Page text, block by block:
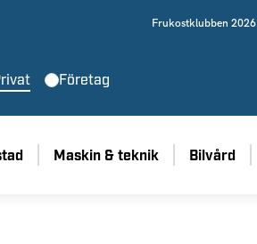
Frukostklubben 2026
Företag
Maskin & teknik Bilvård